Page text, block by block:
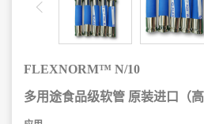
FLEXNORM™ N/10
多用途食品级软管 原装进口（